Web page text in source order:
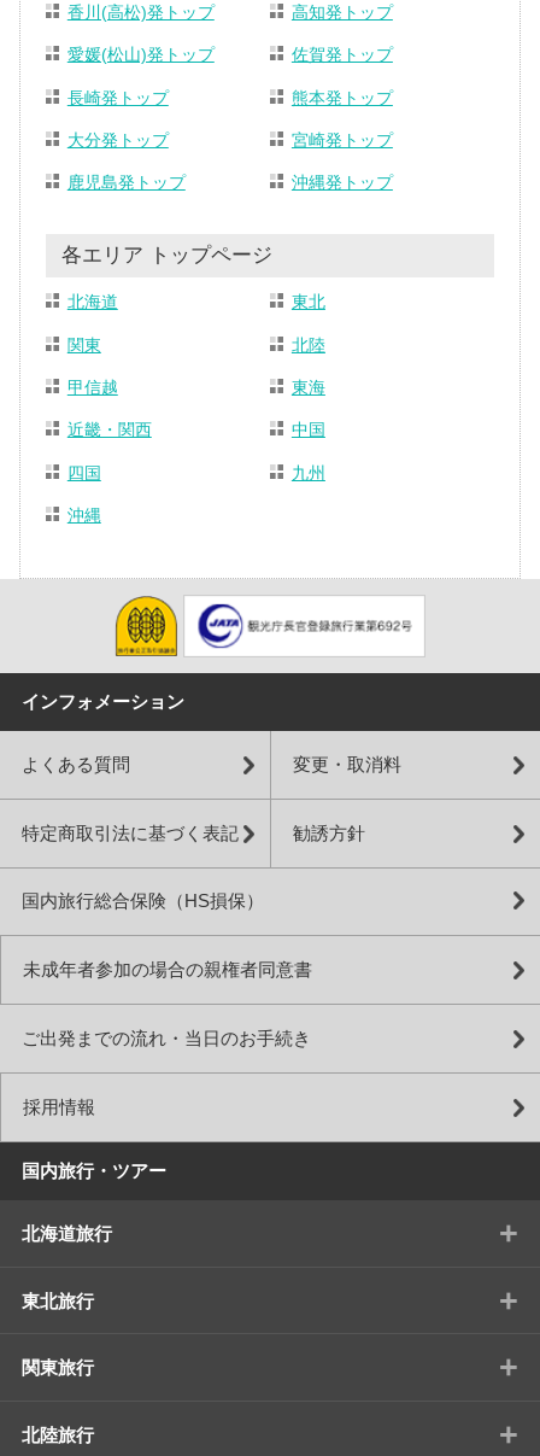
香川(高松)発トップ 高知発トップ
愛媛(松山)発トップ 佐賀発トップ
長崎発トップ 熊本発トップ
大分発トップ 宮崎発トップ
鹿児島発トップ 沖縄発トップ
各エリア トップページ
北海道 東北
関東 北陸
甲信越 東海
近畿・関西 中国
四国 九州
沖縄
インフォメーション
よくある質問 変更・取消料
特定商取引法に基づく表記 勧誘方針
国内旅行総合保険（HS損保）
未成年者参加の場合の親権者同意書
ご出発までの流れ・当日のお手続き
採用情報
国内旅行・ツアー
北海道旅行 +
東北旅行 +
関東旅行 +
北陸旅行 +